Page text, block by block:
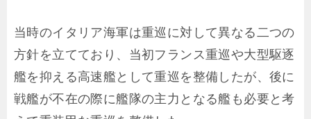
当時のイタリア海軍は重巡に対して異なる二つの
方針を立てており、当初フランス重巡や大型駆逐
艦を抑える高速艦として重巡を整備したが、後に
戦艦が不在の際に艦隊の主力となる艦も必要と考